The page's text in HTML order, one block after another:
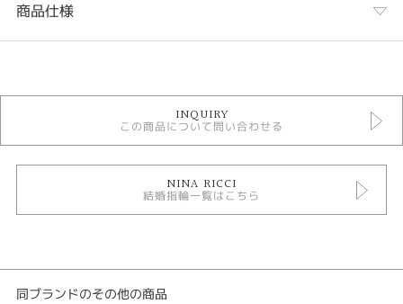
商品仕様
結婚指輪
結婚指輪 ストレート
結婚指輪 プラチナカラー
結婚指輪 平打ち
結婚指輪 シンプル
INQUIRY
この商品について問い合わせる
NINA RICCI
結婚指輪一覧はこちら
同ブランドのその他の商品